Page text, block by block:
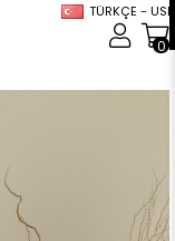
TÜRKÇE - USD
0